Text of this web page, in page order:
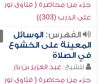
جزء من محاضرة ( فتاوى نور
على الدرب (303))
الفهرس:الوسائل
المعينة على الخشوع
في الصلاة
للشيخ: عبد العزيز بن باز
جزء من محاضرة ( فتاوى نور